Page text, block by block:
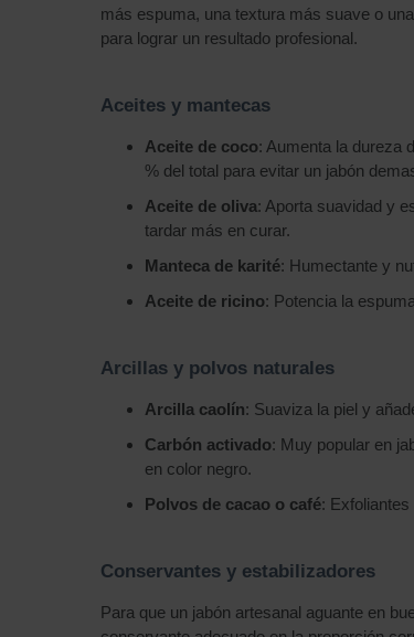
más espuma, una textura más suave o
para lograr un resultado profesional.
Aceites y mantecas
Aceite de coco: Aumenta la dureza
% del total para evitar un jabón
Aceite de oliva: Aporta suavidad y
tardar más en curar.
Manteca de karité: Humectante y
Aceite de ricino: Potencia la
Arcillas y polvos naturales
Arcilla caolín: Suaviza la piel y
Carbón activado: Muy popular en
en color negro.
Polvos de cacao o café:
Conservantes y estabilizadores
Para que un jabón artesanal aguante en